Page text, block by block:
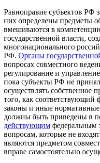
Равноправие субъектов РФ
них определены предметы
вмешиваются в
государственной власти,
многонационального
РФ. Органы
вопросах совместного
регулирование и
пока субъекты РФ не
осуществлять собственное
того, как соответствующий
законы и иные нормативные
должны быть приведены в
действующим федеральным
вопросам, которые не
являются предметом
вправе самостоятельно